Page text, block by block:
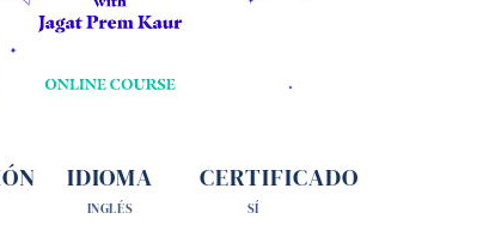
IDIOMA
INGLÉS
CERTIFICADO
SÍ